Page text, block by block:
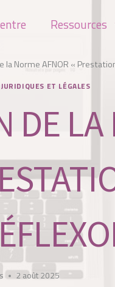
Ressources
la Norme AFNOR «
ET LÉGALES
DE LA
2 août 2025